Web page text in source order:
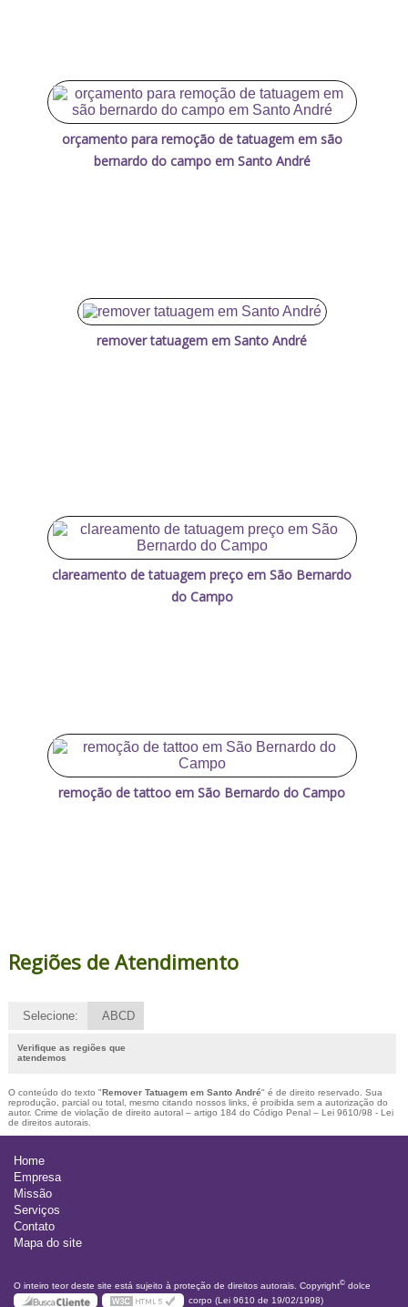
orçamento para remoção de tatuagem em são
bernardo do campo em Santo André
remover tatuagem em Santo André
clareamento de tatuagem preço em São Bernardo
do Campo
remoção de tattoo em São Bernardo do Campo
Regiões de Atendimento
Selecione: ABCD
Verifique as regiões que
atendemos
O conteúdo do texto "Remover Tatuagem em Santo André" é de direito reservado. Sua
reprodução, parcial ou total, mesmo citando nossos links, é proibida sem a autorização do
autor. Crime de violação de direito autoral – artigo 184 do Código Penal – Lei 9610/98 - Lei
de direitos autorais.
Home
Empresa
Missão
Serviços
Contato
Mapa do site
O inteiro teor deste site está sujeito à proteção de direitos autorais. Copyright© dolce
corpo (Lei 9610 de 19/02/1998)